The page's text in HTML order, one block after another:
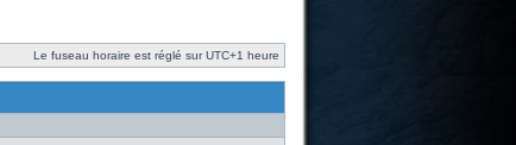
Le fuseau horaire est réglé sur UTC+1 heure